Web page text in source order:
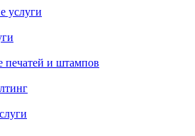
услуги
печатей и штампов